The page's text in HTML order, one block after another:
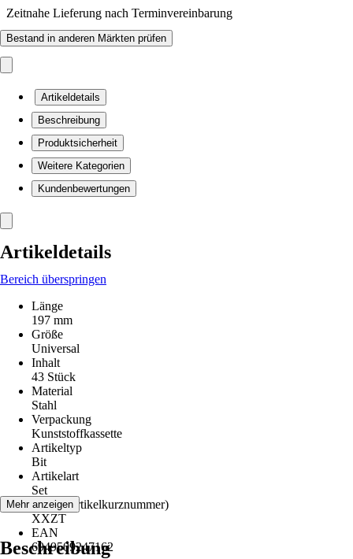
Zeitnahe Lieferung nach Terminvereinbarung
Bestand in anderen Märkten prüfen
Artikeldetails
Beschreibung
Produktsicherheit
Weitere Kategorien
Kundenbewertungen
Artikeldetails
Bereich überspringen
Länge
197 mm
Größe
Universal
Inhalt
43 Stück
Material
Stahl
Verpackung
Kunststoffkassette
Artikeltyp
Bit
Artikelart
Set
AKN (Artikelkurznummer)
XXZT
EAN
6949509247162
Mehr anzeigen
Beschreibung